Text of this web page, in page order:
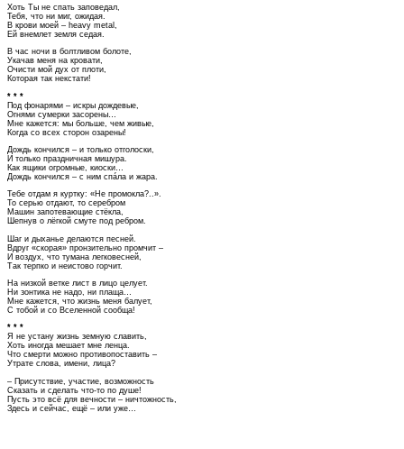
Хоть Ты не спать заповедал,
Тебя, что ни миг, ожидая.
В крови моей – heavy metal,
Ей внемлет земля седая.
В час ночи в болтливом болоте,
Укачав меня на кровати,
Очисти мой дух от плоти,
Которая так некстати!
* * *
Под фонарями – искры дождевые,
Огнями сумерки засорены…
Мне кажется: мы больше, чем живые,
Когда со всех сторон озарены!
Дождь кончился – и только отголоски,
И только праздничная мишура.
Как ящики огромные, киоски…
Дождь кончился – с ним спáла и жара.
Тебе отдам я куртку: «Не промокла?..».
То серью отдают, то серебром
Машин запотевающие стёкла,
Шепнув о лёгкой смуте под ребром.
Шаг и дыханье делаются песней.
Вдруг «скорая» пронзительно промчит –
И воздух, что тумана легковесней,
Так терпко и неистово горчит.
На низкой ветке лист в лицо целует.
Ни зонтика не надо, ни плаща…
Мне кажется, что жизнь меня балует,
С тобой и со Вселенной сообща!
* * *
Я не устану жизнь земную славить,
Хоть иногда мешает мне ленца.
Что смерти можно противопоставить –
Утрате слова, имени, лица?
– Присутствие, участие, возможность
Сказать и сделать что-то по душе!
Пусть это всё для вечности – ничтожность,
Здесь и сейчас, ещё – или уже…